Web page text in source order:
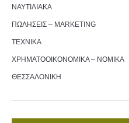
ΝΑΥΤΙΛΙΑΚΑ
ΠΩΛΗΣΕΙΣ – MARKETING
ΤΕΧΝΙΚΑ
ΧΡΗΜΑΤΟΟΙΚΟΝΟΜΙΚΑ – ΝΟΜΙΚΑ
ΘΕΣΣΑΛΟΝΙΚΗ